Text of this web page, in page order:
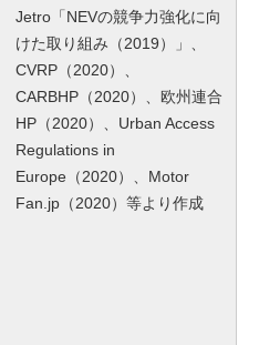
Jetro「NEVの競争力強化に向
けた取り組み（2019）」、
CVRP（2020）、
CARBHP（2020）、欧州連合
HP（2020）、Urban Access
Regulations in
Europe（2020）、Motor
Fan.jp（2020）等より作成